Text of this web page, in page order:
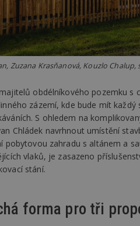
Zuzana Krasňanová, Kouzlo Chalup,
obdélníkového pozemku
zázemí, kde bude mít
S ohledem na
Chládek navrhnout umístění
pobytovou zahradu s altánem a
vlaků, je zasazeno
stání.
forma pro tři